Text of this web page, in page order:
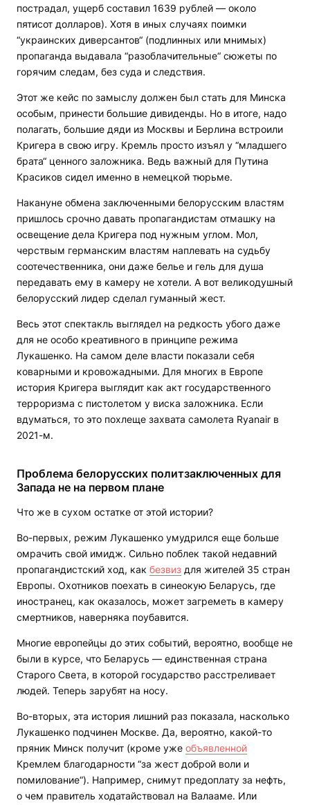
пострадал, ущерб составил 1639 рублей — около
пятисот долларов). Хотя в иных случаях поимки
“украинских диверсантов“ (подлинных или мнимых)
пропаганда выдавала “разоблачительные“ сюжеты по
горячим следам, без суда и следствия.
Этот же кейс по замыслу должен был стать для Минска
особым, принести большие дивиденды. Но в итоге, надо
полагать, большие дяди из Москвы и Берлина встроили
Кригера в свою игру. Кремль просто изъял у “младшего
брата“ ценного заложника. Ведь важный для Путина
Красиков сидел именно в немецкой тюрьме.
Накануне обмена заключенными белорусским властям
пришлось срочно давать пропагандистам отмашку на
освещение дела Кригера под нужным углом. Мол,
черствым германским властям наплевать на судьбу
соотечественника, они даже белье и гель для душа
передавать ему в камеру не хотели. А вот великодушный
белорусский лидер сделал гуманный жест.
Весь этот спектакль выглядел на редкость убого даже
для не особо креативного в принципе режима
Лукашенко. На самом деле власти показали себя
коварными и кровожадными. Для многих в Европе
история Кригера выглядит как акт государственного
терроризма с пистолетом у виска заложника. Если
вдуматься, то это похлеще захвата самолета Ryanair в
2021-м.
Проблема белорусских политзаключенных для
Запада не на первом плане
Что же в сухом остатке от этой истории?
Во-первых, режим Лукашенко умудрился еще больше
омрачить свой имидж. Сильно поблек такой недавний
пропагандистский ход, как безвиз для жителей 35 стран
Европы. Охотников поехать в синеокую Беларусь, где
иностранец, как оказалось, может загреметь в камеру
смертников, наверняка поубавится.
Многие европейцы до этих событий, вероятно, вообще не
были в курсе, что Беларусь — единственная страна
Старого Света, в которой государство расстреливает
людей. Теперь зарубят на носу.
Во-вторых, эта история лишний раз показала, насколько
Лукашенко подчинен Москве. Да, вероятно, какой-то
пряник Минск получит (кроме уже объявленной
Кремлем благодарности “за жест доброй воли и
помилование“). Например, снимут предоплату за нефть,
о чем правитель ходатайствовал на Валааме. Или